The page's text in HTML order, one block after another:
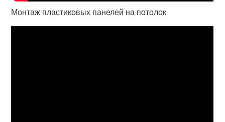
Монтаж пластиковых панелей на потолок